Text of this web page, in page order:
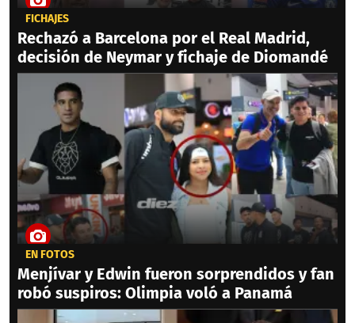
FICHAJES
Rechazó a Barcelona por el Real Madrid,
decisión de Neymar y fichaje de Diomandé
EN FOTOS
Menjívar y Edwin fueron sorprendidos y fan
robó suspiros: Olimpia voló a Panamá